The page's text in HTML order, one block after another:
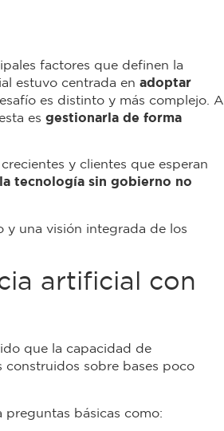
factores que definen la
estuvo centrada en adoptar
es distinto y más complejo. A
es gestionarla de forma
y clientes que esperan
la tecnología sin gobierno no
y una visión integrada de los
artificial con
que la capacidad de
construidos sobre bases poco
preguntas básicas como: